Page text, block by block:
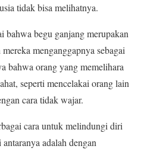
tidak bisa melihatnya.
bahwa begu ganjang merupakan
menganggapnya sebagai
bahwa orang yang memelihara
seperti mencelakai orang lain
cara tidak wajar.
cara untuk melindungi diri
adalah dengan